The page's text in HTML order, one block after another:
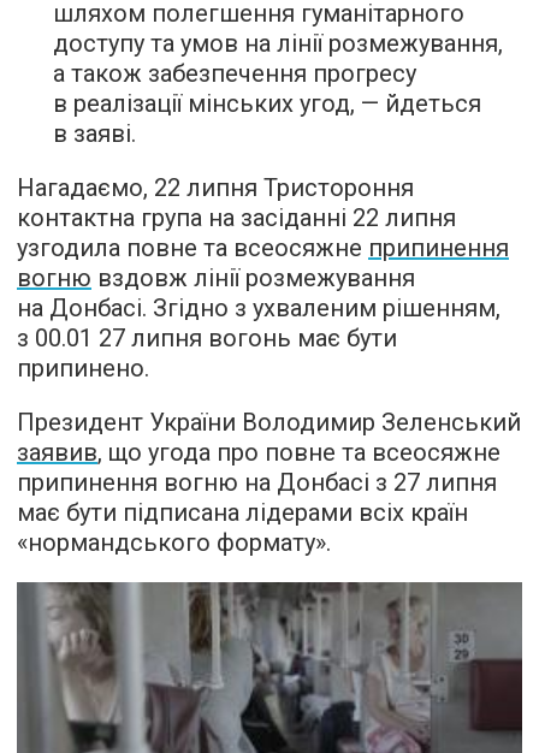
шляхом полегшення гуманітарного
доступу та умов на лінії розмежування,
а також забезпечення прогресу
в реалізації мінських угод, — йдеться
в заяві.
Нагадаємо, 22 липня Тристороння
контактна група на засіданні 22 липня
узгодила повне та всеосяжне припинення
вогню вздовж лінії розмежування
на Донбасі. Згідно з ухваленим рішенням,
з 00.01 27 липня вогонь має бути
припинено.
Президент України Володимир Зеленський
заявив, що угода про повне та всеосяжне
припинення вогню на Донбасі з 27 липня
має бути підписана лідерами всіх країн
«нормандського формату».